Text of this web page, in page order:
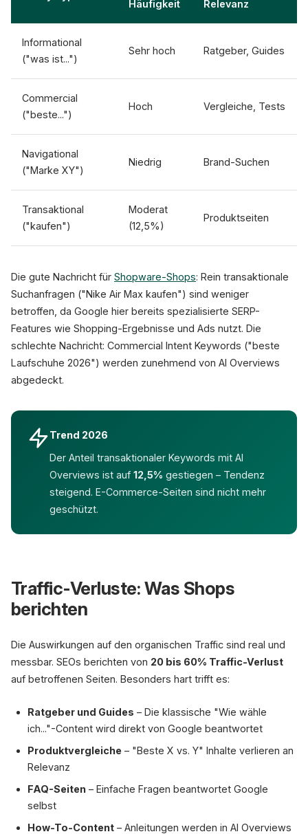
Häufigkeit Relevanz
Informational
("was ist...")
Sehr hoch Ratgeber, Guides
Commercial
("beste...")
Hoch Vergleiche, Tests
Navigational
("Marke XY")
Niedrig Brand-Suchen
Transaktional
("kaufen")
Moderat
(12,5%)
Produktseiten
Die gute Nachricht für Shopware-Shops: Rein transaktionale
Suchanfragen ("Nike Air Max kaufen") sind weniger
betroffen, da Google hier bereits spezialisierte SERP-
Features wie Shopping-Ergebnisse und Ads nutzt. Die
schlechte Nachricht: Commercial Intent Keywords ("beste
Laufschuhe 2026") werden zunehmend von AI Overviews
abgedeckt.
Trend 2026
Der Anteil transaktionaler Keywords mit AI
Overviews ist auf 12,5% gestiegen – Tendenz
steigend. E-Commerce-Seiten sind nicht mehr
geschützt.
Traffic-Verluste: Was Shops
berichten
Die Auswirkungen auf den organischen Traffic sind real und
messbar. SEOs berichten von 20 bis 60% Traffic-Verlust
auf betroffenen Seiten. Besonders hart trifft es:
Ratgeber und Guides – Die klassische "Wie wähle
ich..."-Content wird direkt von Google beantwortet
Produktvergleiche – "Beste X vs. Y" Inhalte verlieren an
Relevanz
FAQ-Seiten – Einfache Fragen beantwortet Google
selbst
How-To-Content – Anleitungen werden in AI Overviews